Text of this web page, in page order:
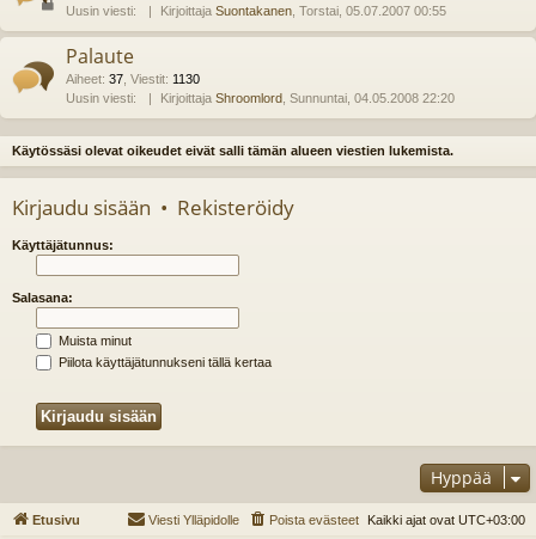
Uusin viesti:
Kirjoittaja Suontakanen , Torstai, 05.07.2007 00:55
Palaute
Aiheet: 37 Viestit: 1130
Uusin viesti:
Kirjoittaja Shroomlord , Sunnuntai, 04.05.2008 22:20
Käytössäsi olevat oikeudet eivät salli tämän alueen viestien lukemista.
Kirjaudu sisään • Rekisteröidy
Käyttäjätunnus:
Salasana:
Muista minut
Piilota käyttäjätunnukseni tällä kertaa
Hyppää
Etusivu Kaikki ajat ovat UTC+03:00
Poista evästeet
Viesti Ylläpidolle